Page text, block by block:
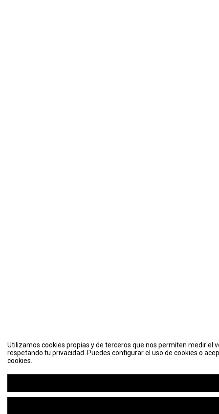
Utilizamos cookies propias y de terceros que nos permiten medir el
respetando tu privacidad. Puedes configurar el uso de cookies o
cookies.